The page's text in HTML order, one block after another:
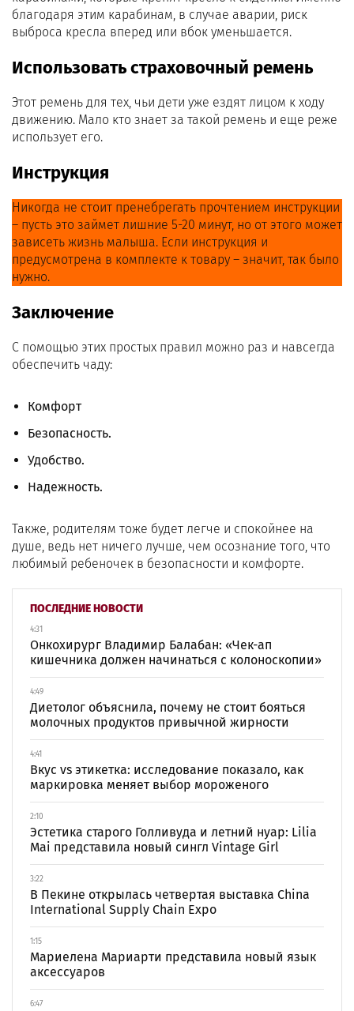
ПОСЛЕДНИЕ НОВОСТИ
4:31
Онкохирург Владимир Балабан: «Чек-ап
кишечника должен начинаться с колоноскопии»
4:49
Диетолог объяснила, почему не стоит бояться
молочных продуктов привычной жирности
4:41
Вкус vs этикетка: исследование показало, как
маркировка меняет выбор мороженого
2:10
Эстетика старого Голливуда и летний нуар: Lilia
Mai представила новый сингл Vintage Girl
3:22
В Пекине открылась четвертая выставка China
International Supply Chain Expo
1:15
Мариелена Мариарти представила новый язык
аксессуаров
6:47
благодаря этим карабинам, в случае аварии, риск
выброса кресла вперед или вбок уменьшается.
Использовать страховочный ремень
Этот ремень для тех, чьи дети уже ездят лицом к ходу
движению. Мало кто знает за такой ремень и еще реже
использует его.
Инструкция
Никогда не стоит пренебрегать прочтением инструкции
– пусть это займет лишние 5-20 минут, но от этого может
зависеть жизнь малыша. Если инструкция и
предусмотрена в комплекте к товару – значит, так было
нужно.
Заключение
С помощью этих простых правил можно раз и навсегда
обеспечить чаду:
Комфорт
Безопасность.
Удобство.
Надежность.
Также, родителям тоже будет легче и спокойнее на
душе, ведь нет ничего лучше, чем осознание того, что
любимый ребеночек в безопасности и комфорте.